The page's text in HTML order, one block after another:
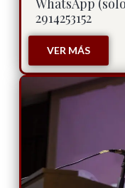
2914253152
VER MÁS